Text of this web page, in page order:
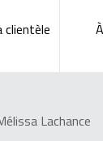
clientèle
Lachance